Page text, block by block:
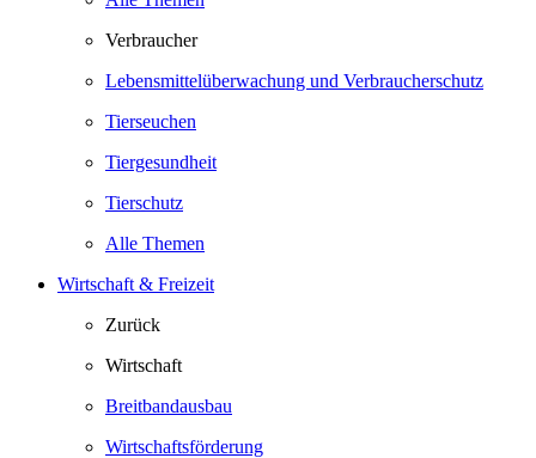
Verbraucher
Lebensmittelüberwachung und Verbraucherschutz
Tierseuchen
Tiergesundheit
Tierschutz
Alle Themen
Wirtschaft & Freizeit
Zurück
Wirtschaft
Breitbandausbau
Wirtschaftsförderung